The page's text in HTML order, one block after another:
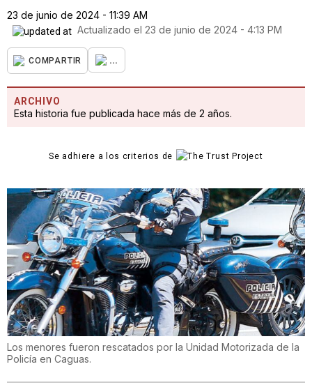
23 de junio de 2024 - 11:39 AM
Actualizado el 23 de junio de 2024 - 4:13 PM
COMPARTIR ...
ARCHIVO
Esta historia fue publicada hace más de 2 años.
Se adhiere a los criterios de
Los menores fueron rescatados por la Unidad Motorizada de la
Policía en Caguas.